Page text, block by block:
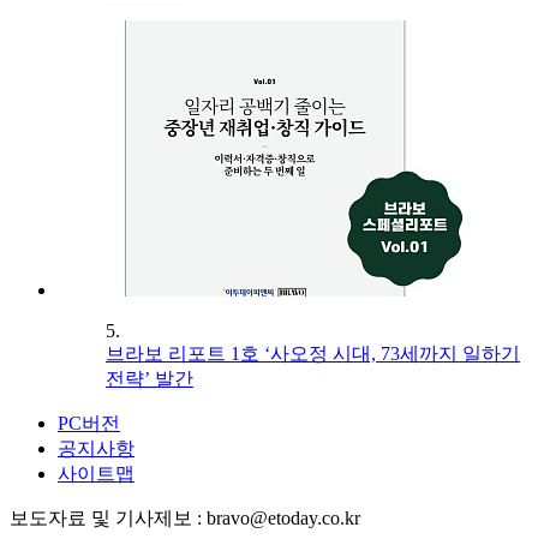
5.
브라보 리포트 1호 ‘사오정 시대, 73세까지 일하기
전략’ 발간
PC버전
공지사항
사이트맵
보도자료 및 기사제보 : bravo@etoday.co.kr